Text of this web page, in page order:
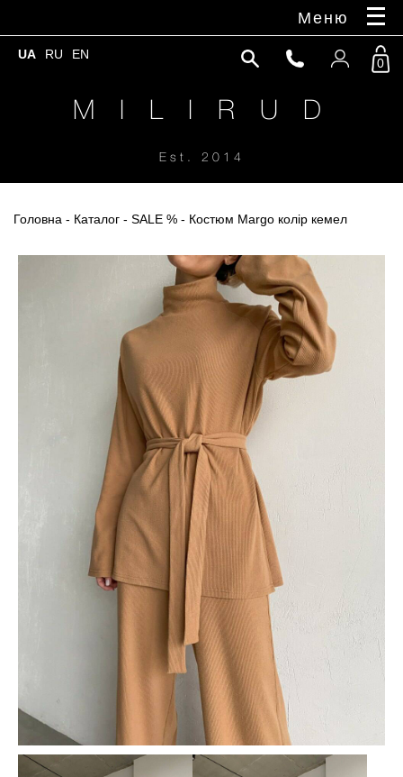
Меню
UA RU EN
M I L I R U D
Est. 2014
0
Головна - Каталог - SALE % - Костюм Margo колір кемел